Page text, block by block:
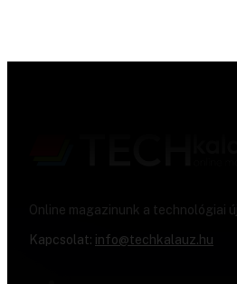
Online magazinunk a
Kapcsolat: info@techkalauz.hu